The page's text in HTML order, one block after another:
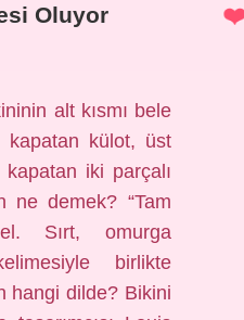
Oluyor
alt kısmı bele
kapatan külot, üst
kapatan iki parçalı
ne demek? “Tam
Sırt, omurga
birlikte
hangi dilde? Bikini